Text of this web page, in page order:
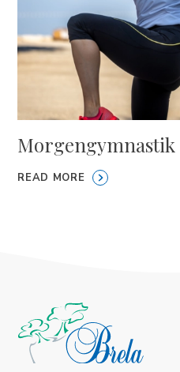
Morgengymnastik
READ MORE